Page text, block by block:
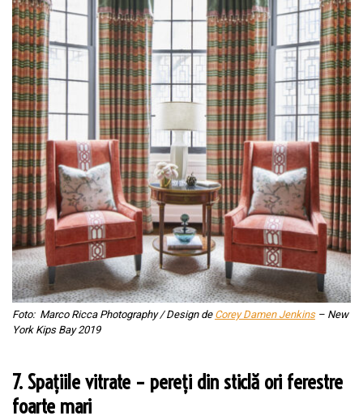
Foto: Marco Ricca Photography / Design de Corey Damen Jenkins– New
York Kips Bay 2019
7. Spațiile vitrate – pereți din sticlă ori ferestre
foarte mari